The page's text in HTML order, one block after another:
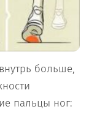
больше,
пальцы ног: